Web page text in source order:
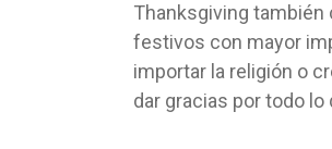
Thanksgiving también
festivos con mayor
importar la religión o
dar gracias por todo